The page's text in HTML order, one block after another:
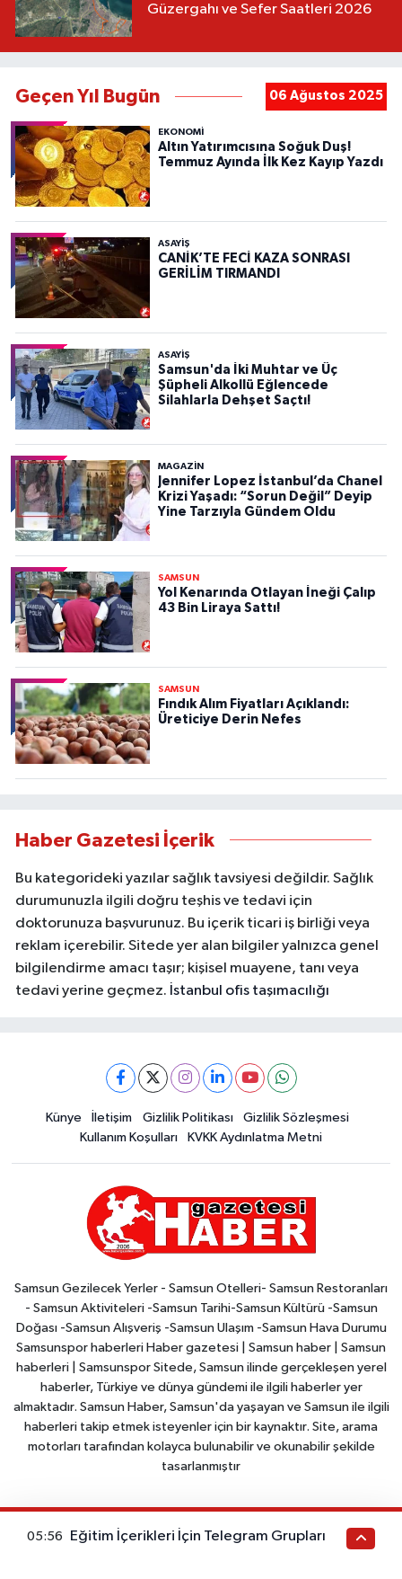
Güzergahı ve Sefer Saatleri 2026
Geçen Yıl Bugün 06 Ağustos 2025
EKONOMİ
Altın Yatırımcısına Soğuk Duş!
Temmuz Ayında İlk Kez Kayıp Yazdı
ASAYIŞ
CANİK’TE FECİ KAZA SONRASI
GERİLİM TIRMANDI
ASAYIŞ
Samsun'da İki Muhtar ve Üç
Şüpheli Alkollü Eğlencede
Silahlarla Dehşet Saçtı!
MAGAZİN
Jennifer Lopez İstanbul’da Chanel
Krizi Yaşadı: “Sorun Değil” Deyip
Yine Tarzıyla Gündem Oldu
SAMSUN
Yol Kenarında Otlayan İneği Çalıp
43 Bin Liraya Sattı!
SAMSUN
Fındık Alım Fiyatları Açıklandı:
Üreticiye Derin Nefes
Haber Gazetesi İçerik
Bu kategorideki yazılar sağlık tavsiyesi değildir. Sağlık
durumunuzla ilgili doğru teşhis ve tedavi için
doktorunuza başvurunuz. Bu içerik ticari iş birliği veya
reklam içerebilir. Sitede yer alan bilgiler yalnızca genel
bilgilendirme amacı taşır; kişisel muayene, tanı veya
tedavi yerine geçmez. İstanbul ofis taşımacılığı
Künye İletişim Gizlilik Politikası
Gizlilik Sözleşmesi
Kullanım Koşulları
KVKK Aydınlatma Metni
Samsun Gezilecek Yerler - Samsun Otelleri- Samsun Restoranları
- Samsun Aktiviteleri -Samsun Tarihi-Samsun Kültürü -Samsun
Doğası -Samsun Alışveriş -Samsun Ulaşım -Samsun Hava Durumu
Samsunspor haberleri Haber gazetesi | Samsun haber | Samsun
haberleri | Samsunspor Sitede, Samsun ilinde gerçekleşen yerel
haberler, Türkiye ve dünya gündemi ile ilgili haberler yer
almaktadır. Samsun Haber, Samsun'da yaşayan ve Samsun ile ilgili
haberleri takip etmek isteyenler için bir kaynaktır. Site, arama
motorları tarafından kolayca bulunabilir ve okunabilir şekilde
tasarlanmıştır
Samsun Nöbetçi Eczaneler Samsun Hava Durumu
05:56 Eğitim İçerikleri İçin Telegram Grupları